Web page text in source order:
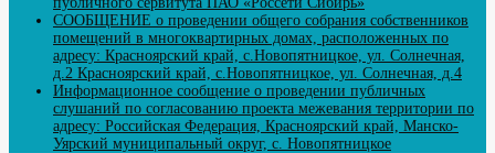
СООБЩЕНИЕ о проведении общего собрания собственников
помещений в многоквартирных домах, расположенных по
адресу: Красноярский край, с.Новопятницкое, ул. Солнечная,
д.2 Красноярский край, с.Новопятницкое, ул. Солнечная, д.4
Информационное сообщение о проведении публичных
слушаний по согласованию проекта межевания территории по
адресу: Российская Федерация, Красноярский край, Манско-
Уярский муниципальный округ, с. Новопятницкое